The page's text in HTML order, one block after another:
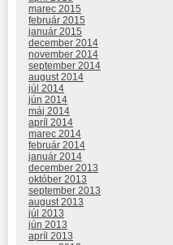
marec 2015
február 2015
január 2015
december 2014
november 2014
september 2014
august 2014
júl 2014
jún 2014
máj 2014
apríl 2014
marec 2014
február 2014
január 2014
december 2013
október 2013
september 2013
august 2013
júl 2013
jún 2013
apríl 2013